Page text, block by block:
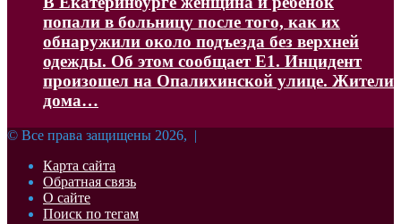
попали в больницу после того, как их
обнаружили около подъезда без верхней
одежды. Об этом сообщает Е1. Инцидент
произошел на Опалихинской улице. Жители
дома…
© Все права защищены 2026, |
Карта сайта
Обратная связь
О сайте
Поиск по тегам